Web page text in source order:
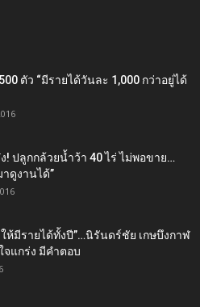
ตัว “มีรายได้วันละ 1,000 กว่าอยู่ได้
! ปลูกกล้วยน้ำว้า 40 ไร่ ไม่พอขาย…
าดูงานได้”‬
ให้มีรายได้ทั้งปี”…นิรันดร์ชัย เกษบึงกาฬ
จแกร่ง มีคำตอบ